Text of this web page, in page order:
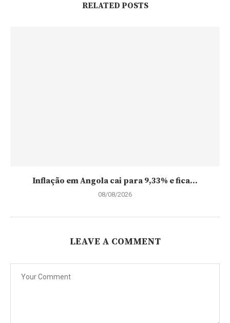
RELATED POSTS
Inflação em Angola cai para 9,33% e fica...
08/08/2026
LEAVE A COMMENT